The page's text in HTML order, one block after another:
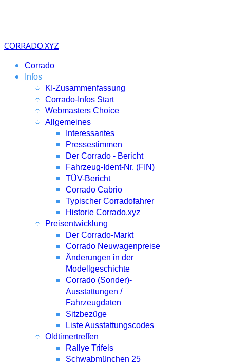
CORRADO.XYZ
Corrado
Infos
KI-Zusammenfassung
Corrado-Infos Start
Webmasters Choice
Allgemeines
Interessantes
Pressestimmen
Der Corrado - Bericht
Fahrzeug-Ident-Nr. (FIN)
TÜV-Bericht
Corrado Cabrio
Typischer Corradofahrer
Historie Corrado.xyz
Preisentwicklung
Der Corrado-Markt
Corrado Neuwagenpreise
Änderungen in der
Modellgeschichte
Corrado (Sonder)-
Ausstattungen /
Fahrzeugdaten
Sitzbezüge
Liste Ausstattungscodes
Oldtimertreffen
Rallye Trifels
Schwabmünchen 25